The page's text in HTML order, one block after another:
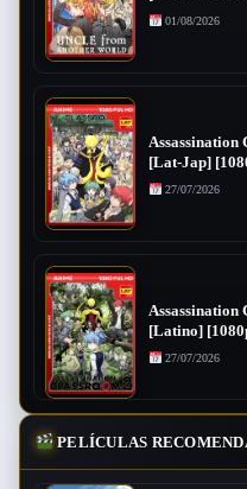
01/08/2026
Assassination
[Lat-Jap]
27/07/2026
Assassination
[Latino]
27/07/2026
PELÍCULAS